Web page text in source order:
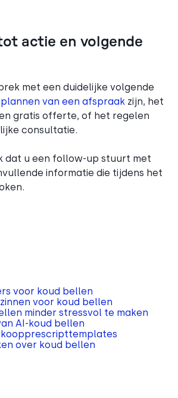
actie en volgende
met een duidelijke volgende
plannen van een afspraak zijn, het
gratis offerte, of het regelen
consultatie.
dat u een follow-up stuurt met
informatie die tijdens het
voor koud bellen
voor koud bellen
minder stressvol te maken
AI-koud bellen
over koud bellen